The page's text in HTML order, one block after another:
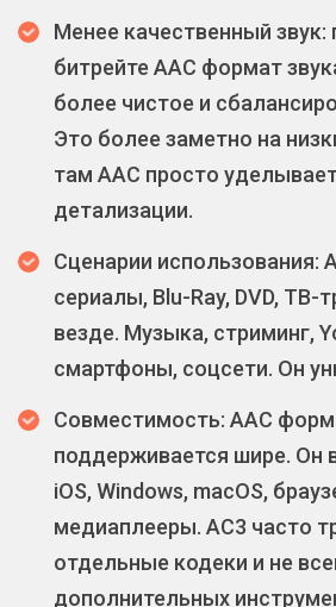
Менее качественный
битрейте AAC формат
более чистое и
Это более заметно на
там AAC просто
детализации.
Сценарии использования:
сериалы, Blu-Ray, DVD, ТВ-
везде. Музыка, стриминг,
смартфоны, соцсети. Он
Совместимость: AAC
поддерживается шире. Он
iOS, Windows, macOS,
медиаплееры. AC3 часто
отдельные кодеки и не
дополнительных